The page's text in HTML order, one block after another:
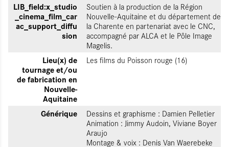
LIB_field:x_studio
_cinema_film_car
ac_support_diffu
sion
Soutien à la production de la Région
Nouvelle-Aquitaine et du département de
la Charente en partenariat avec le CNC,
accompagné par ALCA et le Pôle Image
Magelis.
Lieu(x) de
tournage et/ou
de fabrication en
Nouvelle-
Aquitaine
Les films du Poisson rouge (16)
Générique
Dessins et graphisme : Damien Pelletier
Animation : Jimmy Audoin, Viviane Boyer
Araujo
Montage & voix : Denis Van Waerebeke